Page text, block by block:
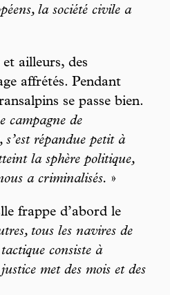
la société civile a
ailleurs, des
affrétés. Pendant
se passe bien.
campagne de
répandue petit à
la sphère politique,
a criminalisés. »
frappe d’abord le
tous les navires de
consiste à
met des mois et des